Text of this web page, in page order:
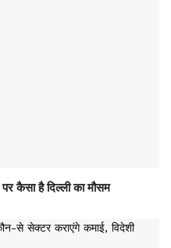
कैसा है दिल्ली का मौसम